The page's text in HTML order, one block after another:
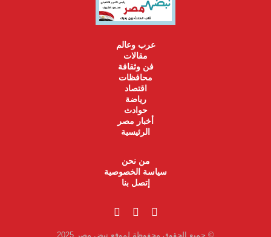
عرب وعالم
مقالات
فن وثقافة
محافظات
اقتصاد
رياضة
حوادث
أخبار مصر
الرئيسية
من نحن
سياسة الخصوصية
إتصل بنا
© جميع الحقوق محفوظة لموقع نبض مصر 2025